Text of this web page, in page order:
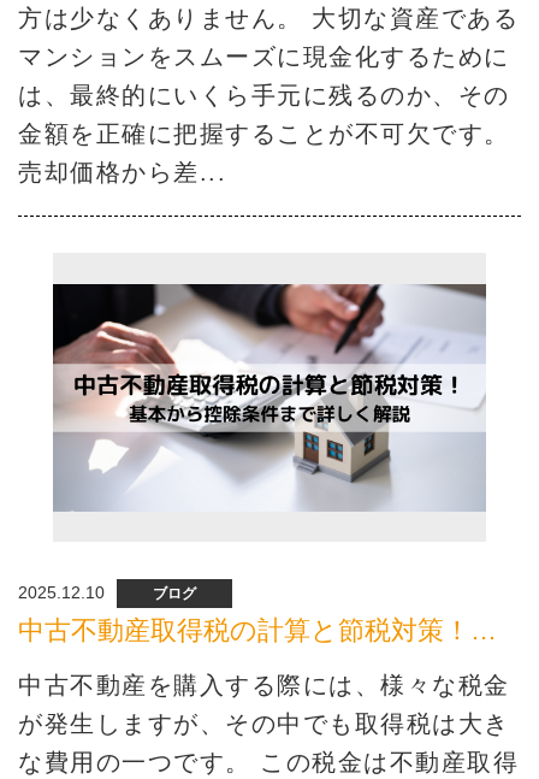
方は少なくありません。 大切な資産である
マンションをスムーズに現金化するために
は、最終的にいくら手元に残るのか、その
金額を正確に把握することが不可欠です。
売却価格から差...
2025.12.10 ブログ
中古不動産取得税の計算と節税対策！基本から控除条件まで詳しく解説
中古不動産を購入する際には、様々な税金
が発生しますが、その中でも取得税は大き
な費用の一つです。 この税金は不動産取得